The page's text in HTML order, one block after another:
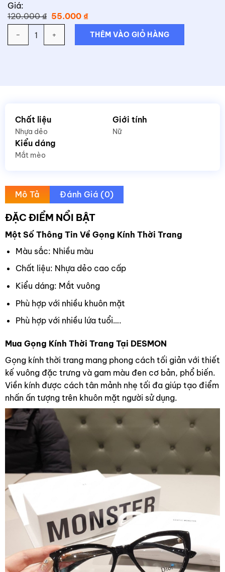
Giá:
120.000₫ Giá
gốc
là:
120.000 ₫.
55.000 ₫Giá
hiện
tại
là:
55.000 ₫.
THÊM VÀO GIỎ HÀNG
Chất liệu
Nhựa dẻo
Giới tính
Nữ
Kiểu dáng
Mắt mèo
Mô Tả Đánh Giá (0)
ĐẶC ĐIỂM NỔI BẬT
Một Số Thông Tin Về Gọng Kính Thời Trang
Màu sắc: Nhiều màu
Chất liệu: Nhựa dẻo cao cấp
Kiểu dáng: Mắt vuông
Phù hợp với nhiều khuôn mặt
Phù hợp với nhiều lứa tuổi….
Mua Gọng Kính Thời Trang Tại DESMON
Gọng kính thời trang mang phong cách tối giản với thiết
kế vuông đặc trưng và gam màu đen cơ bản, phổ biến.
Viền kính được cách tân mảnh nhẹ tối đa giúp tạo điểm
nhấn ấn tượng trên khuôn mặt người sử dụng.